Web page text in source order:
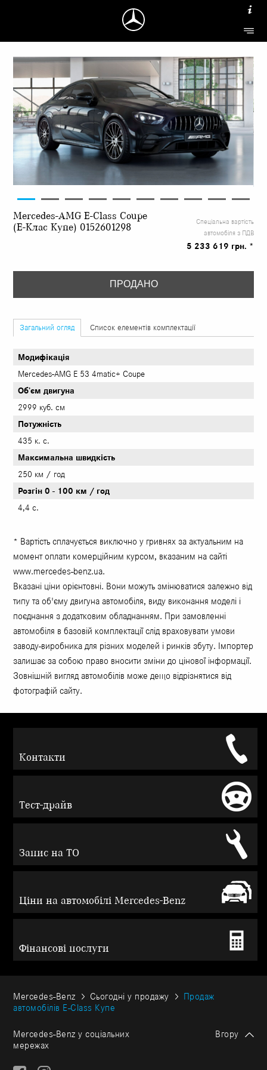
Mercedes-AMG E-Class Coupe
(Е-Клас Купе) 0152601298
Спеціальна вартість
автомобіля з ПДВ
5 233 619 грн. *
ПРОДАНО
Загальний огляд Список елементів комплектації
Модифікація
Mercedes-AMG E 53 4matic+ Coupe
Об’єм двигуна
2999 куб. см
Потужність
435 к. с.
Максимальна швидкість
250 км / год
Розгін 0 - 100 км / год
4,4 с.
* Вартість сплачується виключно у гривнях за актуальним на
момент оплати комерційним курсом, вказаним на сайті
www.mercedes-benz.ua.
Вказані ціни орієнтовні. Вони можуть змінюватися залежно від
типу та об'єму двигуна автомобіля, виду виконання моделі і
поєднання з додатковим обладнанням. При замовленні
автомобіля в базовій комплектації слід враховувати умови
заводу-виробника для різних моделей і ринків збуту. Імпортер
залишає за собою право вносити зміни до цінової інформації.
Зовнішній вигляд автомобілів може дещо відрізнятися від
фотографій сайту.
Контакти
Тест-драйв
Запис на ТО
Ціни на автомобілі Mercedes-Benz
Фінансові послуги
Mercedes-Benz Сьогодні у продажу
Продаж
автомобілів E-Class Купе
Mercedes-Benz у соціальних
мережах
Вгору